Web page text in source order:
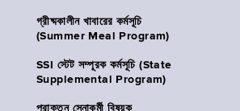
গ্রীষ্মকালীন খাবারের কর্মসূচি
(Summer Meal Program)
SSI স্টেট সম্পূরক কর্মসূচি (State
Supplemental Program)
প্রাক্তন সেনাকর্মী বিষয়ক